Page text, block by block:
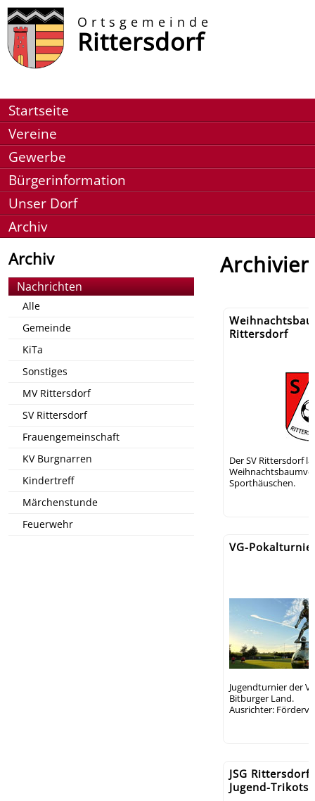
Ortsgemeinde
Rittersdorf
Startseite
Vereine
Gewerbe
Bürgerinformation
Unser Dorf
Archiv
Archiv
Nachrichten
Alle
Gemeinde
KiTa
Sonstiges
MV Rittersdorf
SV Rittersdorf
Frauengemeinschaft
KV Burgnarren
Kindertreff
Märchenstunde
Feuerwehr
Rittersdorf
Der SV Rittersdorf
Sporthäuschen.
VG-
Jugendturnier der
Bitburger Land.
Ausrichter:
JSG
Jugend-Trikots